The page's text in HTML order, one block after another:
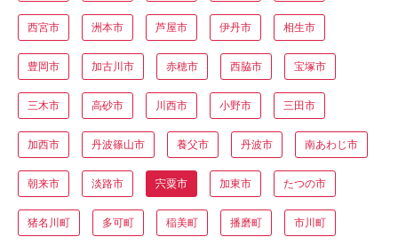
西宮市 洲本市 芦屋市 伊丹市 相生市
豊岡市 加古川市 赤穂市 西脇市 宝塚市
三木市 高砂市 川西市 小野市 三田市
加西市 丹波篠山市 養父市 丹波市 南あわじ市
朝来市 淡路市 宍粟市 加東市 たつの市
猪名川町 多可町 稲美町 播磨町 市川町